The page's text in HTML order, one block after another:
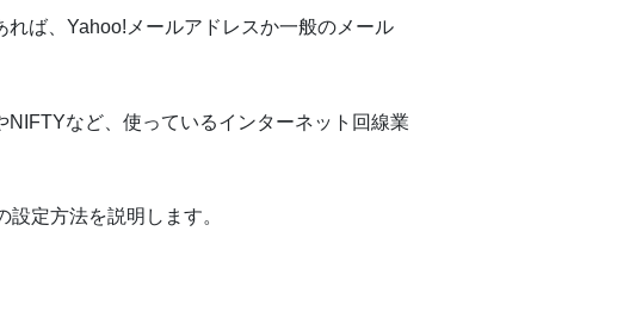
ば、Yahoo!メールアドレスか一般のメール
など、使っているインターネット回線業
定方法を説明します。